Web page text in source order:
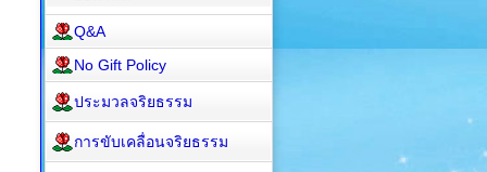
Q&A
No Gift Policy
ประมวลจริยธรรม
การขับเคลื่อนจริยธรรม